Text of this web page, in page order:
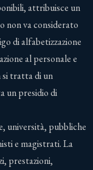
attribuisce un
non va considerato
di alfabetizzazione
al personale e
si tratta di un
un presidio di
università, pubbliche
e magistrati. La
prestazioni,